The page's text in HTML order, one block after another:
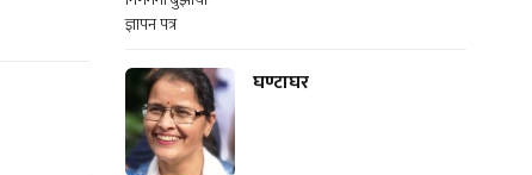
घण्टाघर